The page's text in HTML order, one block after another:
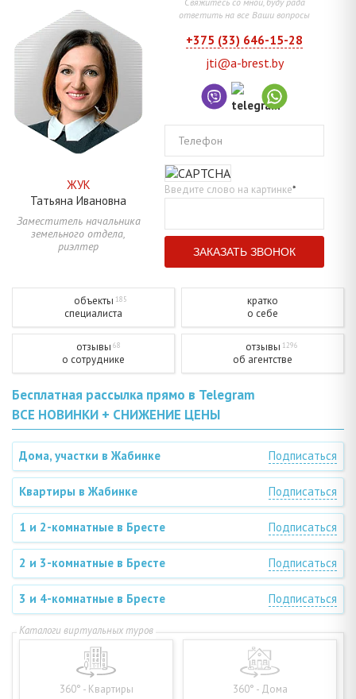
ЖУК
Татьяна Ивановна
Заместитель начальника
земельного отдела,
риэлтер
ответить на все Ваши вопросы
+375 (33) 646-15-28
jti@a-brest.by
Телефон
Введите слово на картинке*
объекты 185
специалиста
кратко
о себе
отзывы 68
о сотруднике
отзывы 1296
об агентстве
Бесплатная рассылка прямо в Telegram
ВСЕ НОВИНКИ + СНИЖЕНИЕ ЦЕНЫ
Дома, участки в Жабинке Подписаться
Квартиры в Жабинке Подписаться
1 и 2-комнатные в Бресте Подписаться
2 и 3-комнатные в Бресте Подписаться
3 и 4-комнатные в Бресте Подписаться
360° - Квартиры 360° - Дома